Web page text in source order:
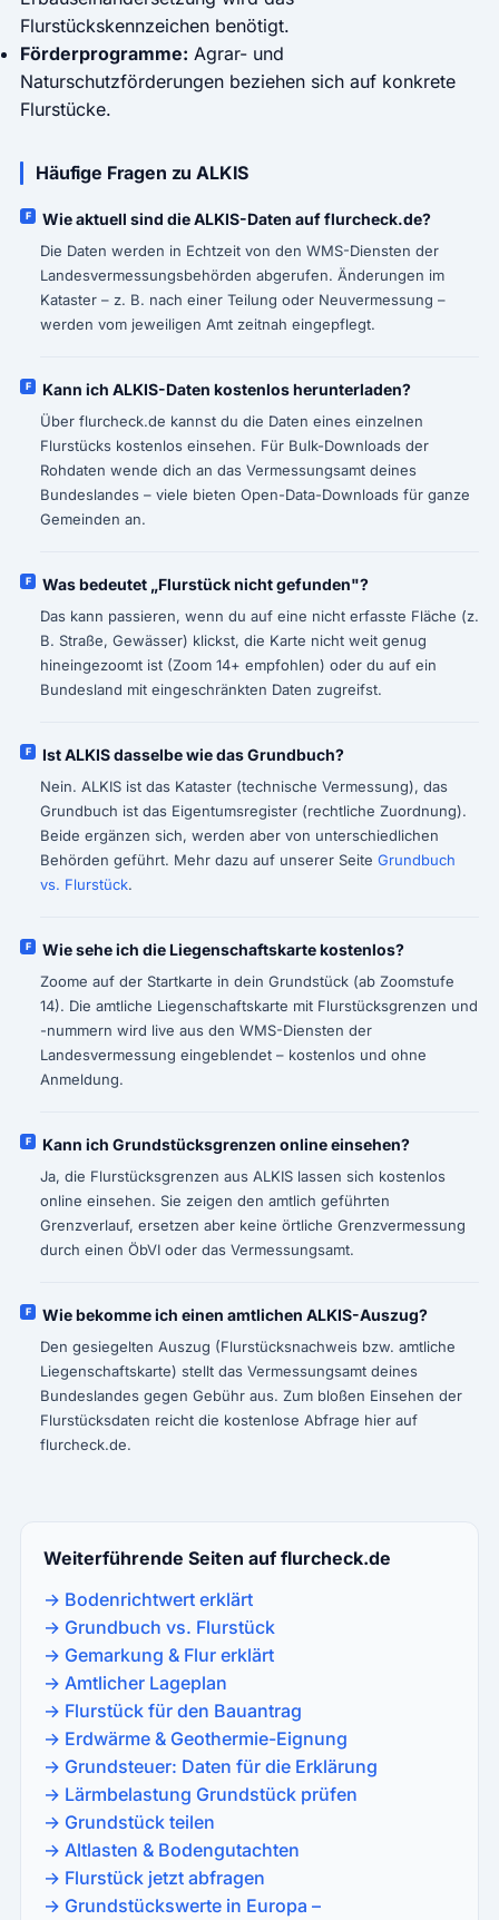
Flurstückskennzeichen benötigt.
Förderprogramme: Agrar- und
Naturschutzförderungen beziehen sich auf konkrete
Flurstücke.
Häufige Fragen zu ALKIS
Wie aktuell sind die ALKIS-Daten auf flurcheck.de?
Die Daten werden in Echtzeit von den WMS-Diensten der
Landesvermessungsbehörden abgerufen. Änderungen im
Kataster – z. B. nach einer Teilung oder Neuvermessung –
werden vom jeweiligen Amt zeitnah eingepflegt.
Kann ich ALKIS-Daten kostenlos herunterladen?
Über flurcheck.de kannst du die Daten eines einzelnen
Flurstücks kostenlos einsehen. Für Bulk-Downloads der
Rohdaten wende dich an das Vermessungsamt deines
Bundeslandes – viele bieten Open-Data-Downloads für ganze
Gemeinden an.
Was bedeutet „Flurstück nicht gefunden"?
Das kann passieren, wenn du auf eine nicht erfasste Fläche (z.
B. Straße, Gewässer) klickst, die Karte nicht weit genug
hineingezoomt ist (Zoom 14+ empfohlen) oder du auf ein
Bundesland mit eingeschränkten Daten zugreifst.
Ist ALKIS dasselbe wie das Grundbuch?
Nein. ALKIS ist das Kataster (technische Vermessung), das
Grundbuch ist das Eigentumsregister (rechtliche Zuordnung).
Beide ergänzen sich, werden aber von unterschiedlichen
Behörden geführt. Mehr dazu auf unserer Seite Grundbuch
vs. Flurstück.
Wie sehe ich die Liegenschaftskarte kostenlos?
Zoome auf der Startkarte in dein Grundstück (ab Zoomstufe
14). Die amtliche Liegenschaftskarte mit Flurstücksgrenzen und
-nummern wird live aus den WMS-Diensten der
Landesvermessung eingeblendet – kostenlos und ohne
Anmeldung.
Kann ich Grundstücksgrenzen online einsehen?
Ja, die Flurstücksgrenzen aus ALKIS lassen sich kostenlos
online einsehen. Sie zeigen den amtlich geführten
Grenzverlauf, ersetzen aber keine örtliche Grenzvermessung
durch einen ÖbVI oder das Vermessungsamt.
Wie bekomme ich einen amtlichen ALKIS-Auszug?
Den gesiegelten Auszug (Flurstücksnachweis bzw. amtliche
Liegenschaftskarte) stellt das Vermessungsamt deines
Bundeslandes gegen Gebühr aus. Zum bloßen Einsehen der
Flurstücksdaten reicht die kostenlose Abfrage hier auf
flurcheck.de.
Weiterführende Seiten auf flurcheck.de
→ Bodenrichtwert erklärt
→ Grundbuch vs. Flurstück
→ Gemarkung & Flur erklärt
→ Amtlicher Lageplan
→ Flurstück für den Bauantrag
→ Erdwärme & Geothermie-Eignung
→ Grundsteuer: Daten für die Erklärung
→ Lärmbelastung Grundstück prüfen
→ Grundstück teilen
→ Altlasten & Bodengutachten
→ Flurstück jetzt abfragen
→ Grundstückswerte in Europa –